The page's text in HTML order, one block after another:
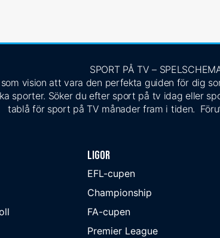
SPORT PÅ TV –
vision att vara den perfekta guiden för dig
sporter. Söker du efter sport på tv idag eller
tablå för sport på TV månader fram i tiden.
Ligor
EFL-cupen
Championship
FA-cupen
Premier League